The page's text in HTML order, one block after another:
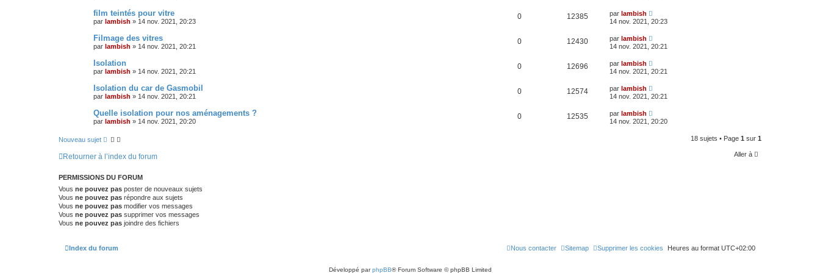
film teintés pour vitre
par lambish » 14 nov. 2021, 20:23
0 12385 par lambish
14 nov. 2021, 20:23
Filmage des vitres
par lambish » 14 nov. 2021, 20:21
0 12430 par lambish
14 nov. 2021, 20:21
Isolation
par lambish » 14 nov. 2021, 20:21
0 12696 par lambish
14 nov. 2021, 20:21
Isolation du car de Gasmobil
par lambish » 14 nov. 2021, 20:21
0 12574 par lambish
14 nov. 2021, 20:21
Quelle isolation pour nos aménagements ?
par lambish » 14 nov. 2021, 20:20
0 12535 par lambish
14 nov. 2021, 20:20
Nouveau sujet 18 sujets • Page 1 sur 1
Retourner à l’index du forum Aller à
PERMISSIONS DU FORUM
Vous ne pouvez pas poster de nouveaux sujets
Vous ne pouvez pas répondre aux sujets
Vous ne pouvez pas modifier vos messages
Vous ne pouvez pas supprimer vos messages
Vous ne pouvez pas joindre des fichiers
Index du forum Heures au format UTC+02:00
Supprimer les cookies
Sitemap
Nous contacter
Développé parphpBB® Forum Software © phpBB Limited